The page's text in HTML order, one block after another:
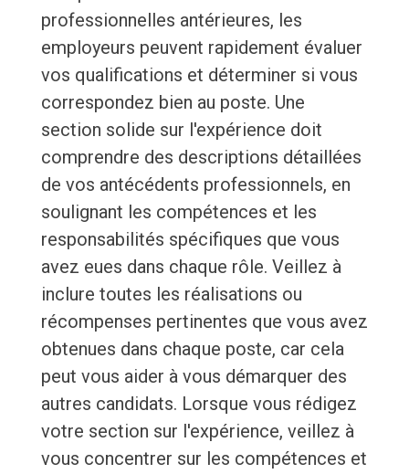
professionnelles antérieures, les
employeurs peuvent rapidement évaluer
vos qualifications et déterminer si vous
correspondez bien au poste. Une
section solide sur l'expérience doit
comprendre des descriptions détaillées
de vos antécédents professionnels, en
soulignant les compétences et les
responsabilités spécifiques que vous
avez eues dans chaque rôle. Veillez à
inclure toutes les réalisations ou
récompenses pertinentes que vous avez
obtenues dans chaque poste, car cela
peut vous aider à vous démarquer des
autres candidats. Lorsque vous rédigez
votre section sur l'expérience, veillez à
vous concentrer sur les compétences et